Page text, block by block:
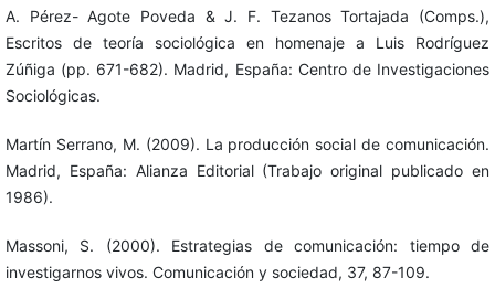
A. Pérez- Agote Poveda & J. F. Tezanos Tortajada (Comps.),
Escritos de teoría sociológica en homenaje a Luis Rodríguez
Zúñiga (pp. 671-682). Madrid, España: Centro de Investigaciones
Sociológicas.
Martín Serrano, M. (2009). La producción social de comunicación.
Madrid, España: Alianza Editorial (Trabajo original publicado en
1986).
Massoni, S. (2000). Estrategias de comunicación: tiempo de
investigarnos vivos. Comunicación y sociedad, 37, 87-109.